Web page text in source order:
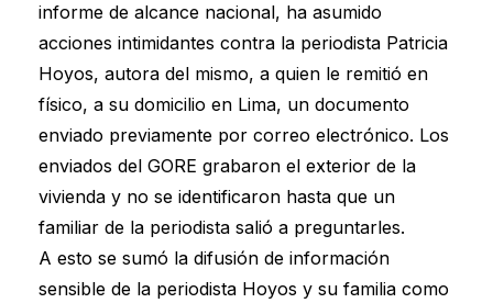
informe de alcance nacional, ha asumido
acciones intimidantes contra la periodista Patricia
Hoyos, autora del mismo, a quien le remitió en
físico, a su domicilio en Lima, un documento
enviado previamente por correo electrónico. Los
enviados del GORE grabaron el exterior de la
vivienda y no se identificaron hasta que un
familiar de la periodista salió a preguntarles.
A esto se sumó la difusión de información
sensible de la periodista Hoyos y su familia como